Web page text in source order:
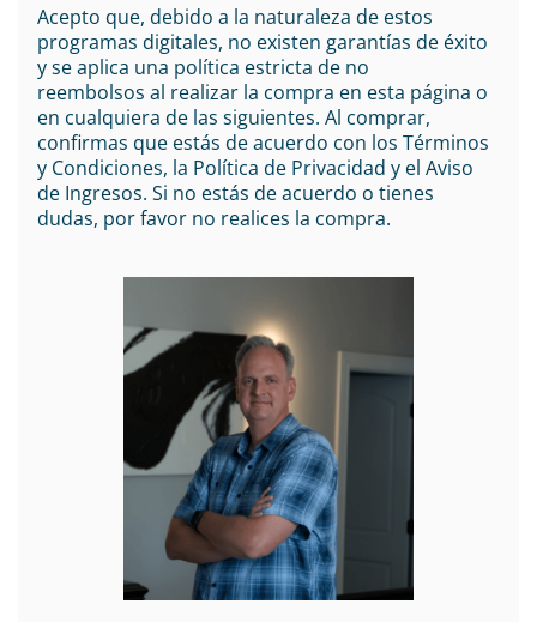
Acepto que, debido a la naturaleza de estos
programas digitales, no existen garantías de éxito
y se aplica una política estricta de no
reembolsos al realizar la compra en esta página o
en cualquiera de las siguientes. Al comprar,
confirmas que estás de acuerdo con los Términos
y Condiciones, la Política de Privacidad y el Aviso
de Ingresos. Si no estás de acuerdo o tienes
dudas, por favor no realices la compra.